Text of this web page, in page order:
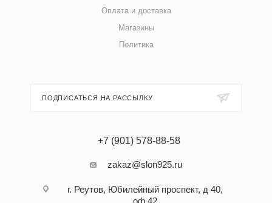
Оплата и доставка
Магазины
Политика
ПОДПИСАТЬСЯ НА РАССЫЛКУ
+7 (901) 578-88-58
zakaz@slon925.ru
г. Реутов, Юбилейный проспект, д 40,
оф 42